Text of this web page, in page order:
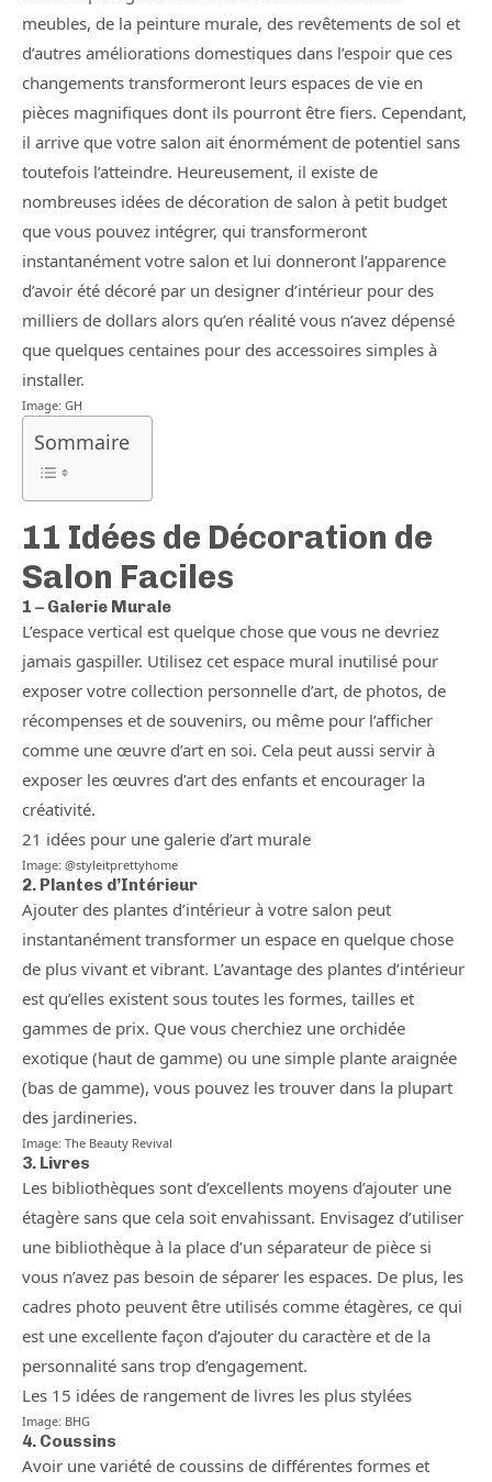
meubles, de la peinture murale, des revêtements de sol et
d’autres améliorations domestiques dans l’espoir que ces
changements transformeront leurs espaces de vie en
pièces magnifiques dont ils pourront être fiers. Cependant,
il arrive que votre salon ait énormément de potentiel sans
toutefois l’atteindre. Heureusement, il existe de
nombreuses idées de décoration de salon à petit budget
que vous pouvez intégrer, qui transformeront
instantanément votre salon et lui donneront l’apparence
d’avoir été décoré par un designer d’intérieur pour des
milliers de dollars alors qu’en réalité vous n’avez dépensé
que quelques centaines pour des accessoires simples à
installer.
Image: GH
Sommaire
11 Idées de Décoration de
Salon Faciles
1 – Galerie Murale
L’espace vertical est quelque chose que vous ne devriez
jamais gaspiller. Utilisez cet espace mural inutilisé pour
exposer votre collection personnelle d’art, de photos, de
récompenses et de souvenirs, ou même pour l’afficher
comme une œuvre d’art en soi. Cela peut aussi servir à
exposer les œuvres d’art des enfants et encourager la
créativité.
21 idées pour une galerie d’art murale
Image: @styleitprettyhome
2. Plantes d’Intérieur
Ajouter des plantes d’intérieur à votre salon peut
instantanément transformer un espace en quelque chose
de plus vivant et vibrant. L’avantage des plantes d’intérieur
est qu’elles existent sous toutes les formes, tailles et
gammes de prix. Que vous cherchiez une orchidée
exotique (haut de gamme) ou une simple plante araignée
(bas de gamme), vous pouvez les trouver dans la plupart
des jardineries.
Image: The Beauty Revival
3. Livres
Les bibliothèques sont d’excellents moyens d’ajouter une
étagère sans que cela soit envahissant. Envisagez d’utiliser
une bibliothèque à la place d’un séparateur de pièce si
vous n’avez pas besoin de séparer les espaces. De plus, les
cadres photo peuvent être utilisés comme étagères, ce qui
est une excellente façon d’ajouter du caractère et de la
personnalité sans trop d’engagement.
Les 15 idées de rangement de livres les plus stylées
Image: BHG
4. Coussins
Avoir une variété de coussins de différentes formes et